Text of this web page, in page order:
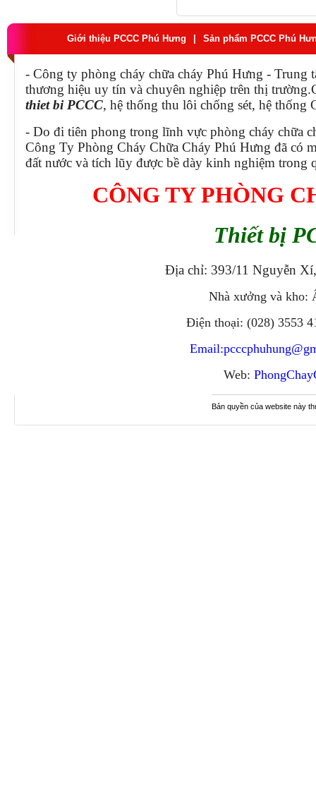
Giới thiệu PCCC Phú Hưng Sản phẩm PCCC Phú
- Công ty phòng cháy chữa cháy Phú Hưng - Trung
thương hiệu uy tín và chuyên nghiệp trên thị
thiet bi PCCC, hệ thống thu lôi chống sét, hệ thống
- Do đi tiên phong trong lĩnh vực phòng cháy chữa
Công Ty Phòng Cháy Chữa Cháy Phú Hưng đã có
đất nước và tích lũy được bề dày kinh nghiệm trong
CÔNG TY PHÒNG
Thiết bị
Địa chỉ: 393/11 Nguyễn
Nhà xưởng và kho:
Điện thoại: (028) 3553
Email:
Web:
Bản quyền của website này